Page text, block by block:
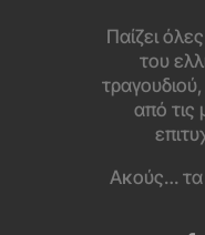
Παίζει
του
από τις
Ακούς… τα